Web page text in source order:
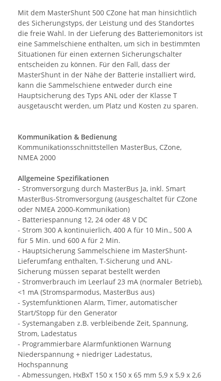
Mit dem MasterShunt 500 CZone hat man hinsichtlich
des Sicherungstyps, der Leistung und des Standortes
die freie Wahl. In der Lieferung des Batteriemonitors ist
eine Sammelschiene enthalten, um sich in bestimmten
Situationen für einen externen Sicherungschalter
entscheiden zu können. Für den Fall, dass der
MasterShunt in der Nähe der Batterie installiert wird,
kann die Sammelschiene entweder durch eine
Hauptsicherung des Typs ANL oder der Klasse T
ausgetauscht werden, um Platz und Kosten zu sparen.
Kommunikation & Bedienung
Kommunikationsschnittstellen MasterBus, CZone,
NMEA 2000
Allgemeine Spezifikationen
- Stromversorgung durch MasterBus Ja, inkl. Smart
MasterBus-Stromversorgung (ausgeschaltet für CZone
oder NMEA 2000-Kommunikation)
- Batteriespannung 12, 24 oder 48 V DC
- Strom 300 A kontinuierlich, 400 A für 10 Min., 500 A
für 5 Min. und 600 A für 2 Min.
- Hauptsicherung Sammelschiene im MasterShunt-
Lieferumfang enthalten, T-Sicherung und ANL-
Sicherung müssen separat bestellt werden
- Stromverbrauch im Leerlauf 23 mA (normaler Betrieb),
<1 mA (Stromsparmodus, MasterBus aus)
- Systemfunktionen Alarm, Timer, automatischer
Start/Stopp für den Generator
- Systemangaben z.B. verbleibende Zeit, Spannung,
Strom, Ladestatus
- Programmierbare Alarmfunktionen Warnung
Niederspannung + niedriger Ladestatus,
Hochspannung
- Abmessungen, HxBxT 150 x 150 x 65 mm 5,9 x 5,9 x 2,6